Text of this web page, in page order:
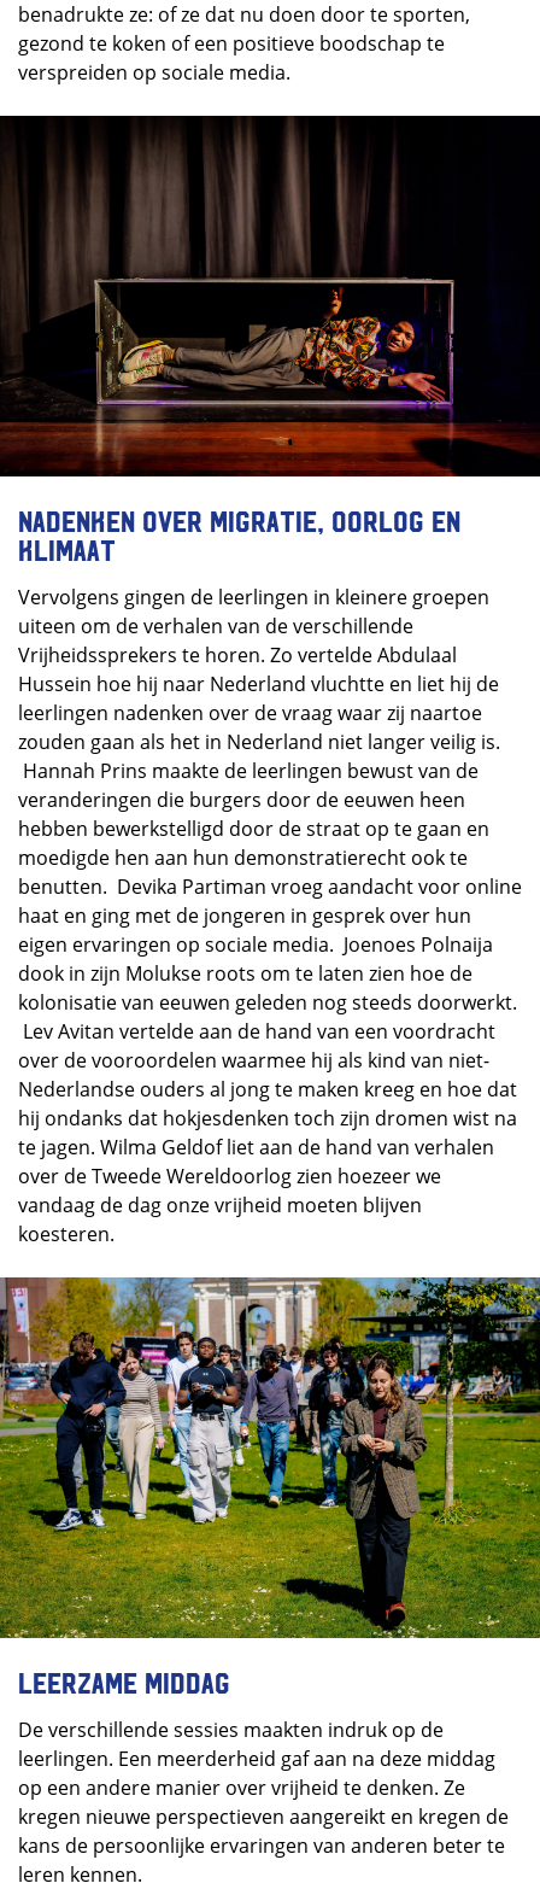
benadrukte ze: of ze dat nu doen door te sporten,
gezond te koken of een positieve boodschap te
verspreiden op sociale media.
Nadenken over migratie, oorlog en
klimaat
Vervolgens gingen de leerlingen in kleinere groepen
uiteen om de verhalen van de verschillende
Vrijheidssprekers te horen. Zo vertelde Abdulaal
Hussein hoe hij naar Nederland vluchtte en liet hij de
leerlingen nadenken over de vraag waar zij naartoe
zouden gaan als het in Nederland niet langer veilig is.
Hannah Prins maakte de leerlingen bewust van de
veranderingen die burgers door de eeuwen heen
hebben bewerkstelligd door de straat op te gaan en
moedigde hen aan hun demonstratierecht ook te
benutten. Devika Partiman vroeg aandacht voor online
haat en ging met de jongeren in gesprek over hun
eigen ervaringen op sociale media. Joenoes Polnaija
dook in zijn Molukse roots om te laten zien hoe de
kolonisatie van eeuwen geleden nog steeds doorwerkt.
Lev Avitan vertelde aan de hand van een voordracht
over de vooroordelen waarmee hij als kind van niet-
Nederlandse ouders al jong te maken kreeg en hoe dat
hij ondanks dat hokjesdenken toch zijn dromen wist na
te jagen. Wilma Geldof liet aan de hand van verhalen
over de Tweede Wereldoorlog zien hoezeer we
vandaag de dag onze vrijheid moeten blijven
koesteren.
Leerzame middag
De verschillende sessies maakten indruk op de
leerlingen. Een meerderheid gaf aan na deze middag
op een andere manier over vrijheid te denken. Ze
kregen nieuwe perspectieven aangereikt en kregen de
kans de persoonlijke ervaringen van anderen beter te
leren kennen.